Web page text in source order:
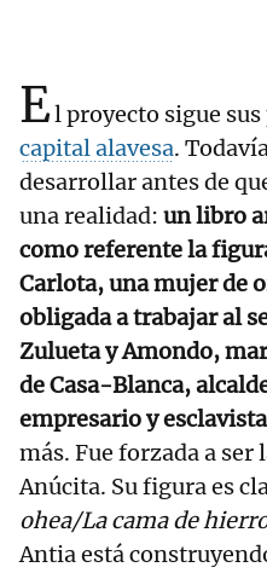
El proyecto sigue
capital alavesa.
desarrollar antes de
una realidad: un libro
como referente la
Carlota, una mujer de
obligada a trabajar al
Zulueta y Amondo,
de Casa-Blanca,
empresario y esclavista
más. Fue forzada a
Anúcita. Su figura es
ohea/La cama de
Antia está